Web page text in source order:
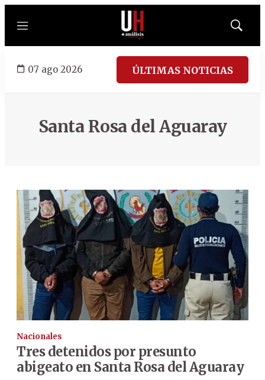
Menú
Mostrar
07 ago 2026 ÚLTIMAS NOTICIAS
Santa Rosa del Aguaray
Nacionales
Tres detenidos por presunto
abigeato en Santa Rosa del Aguaray